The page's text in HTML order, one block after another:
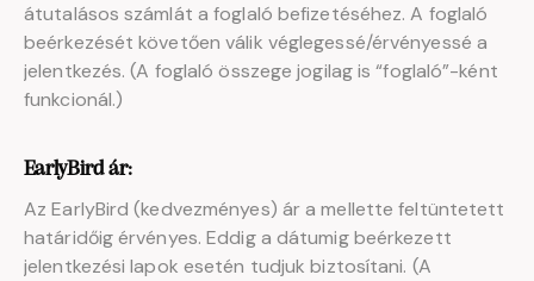
átutalásos számlát a foglaló befizetéséhez. A foglaló
beérkezését követően válik véglegessé/érvényessé a
jelentkezés. (A foglaló összege jogilag is “foglaló”-ként
funkcionál.)
EarlyBird ár:
Az EarlyBird (kedvezményes) ár a mellette feltüntetett
határidőig érvényes. Eddig a dátumig beérkezett
jelentkezési lapok esetén tudjuk biztosítani. (A